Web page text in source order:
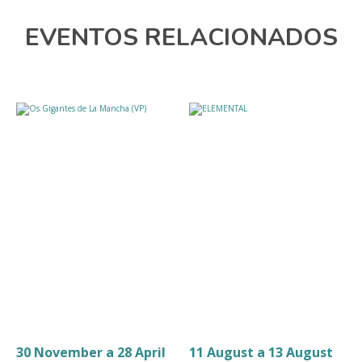
EVENTOS RELACIONADOS
30 November a 28 April
11 August a 13 August